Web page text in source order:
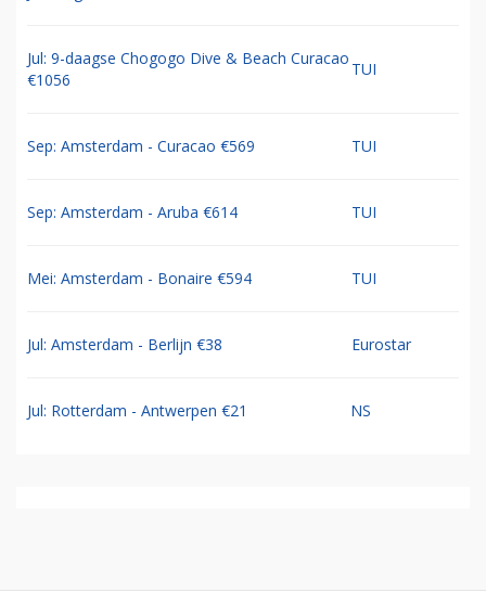
Jul: 9-daagse Chogogo Dive & Beach Curacao
€1056
TUI
Sep: Amsterdam - Curacao €569 TUI
Sep: Amsterdam - Aruba €614 TUI
Mei: Amsterdam - Bonaire €594 TUI
Jul: Amsterdam - Berlijn €38 Eurostar
Jul: Rotterdam - Antwerpen €21 NS